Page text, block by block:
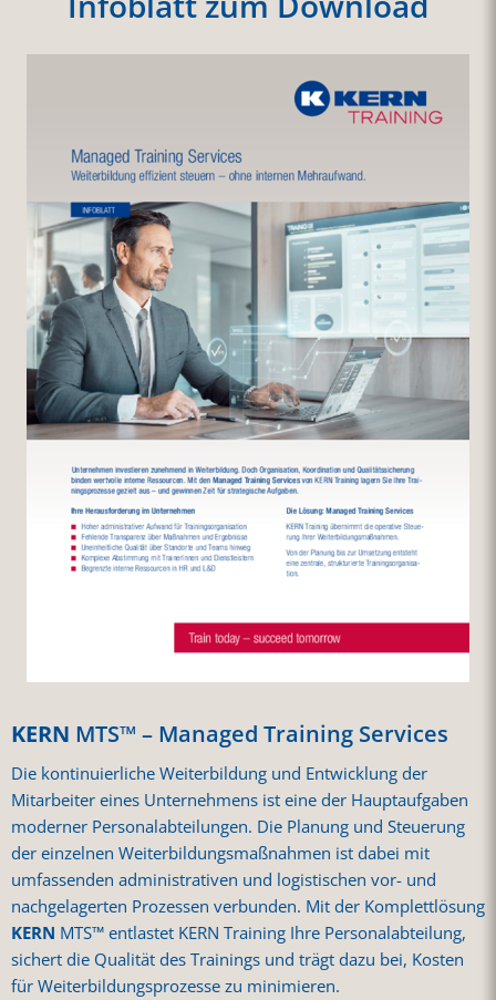
KERN MTS™ – Managed Training Services
Die kontinuierliche Weiterbildung und Entwicklung der
Mitarbeiter eines Unternehmens ist eine der Hauptaufgaben
moderner Personalabteilungen. Die Planung und Steuerung
der einzelnen Weiterbildungsmaßnahmen ist dabei mit
umfassenden administrativen und logistischen vor- und
nachgelagerten Prozessen verbunden. Mit der Komplettlösung
KERN MTS™ entlastet KERN Training Ihre Personalabteilung,
sichert die Qualität des Trainings und trägt dazu bei, Kosten
für Weiterbildungsprozesse zu minimieren.